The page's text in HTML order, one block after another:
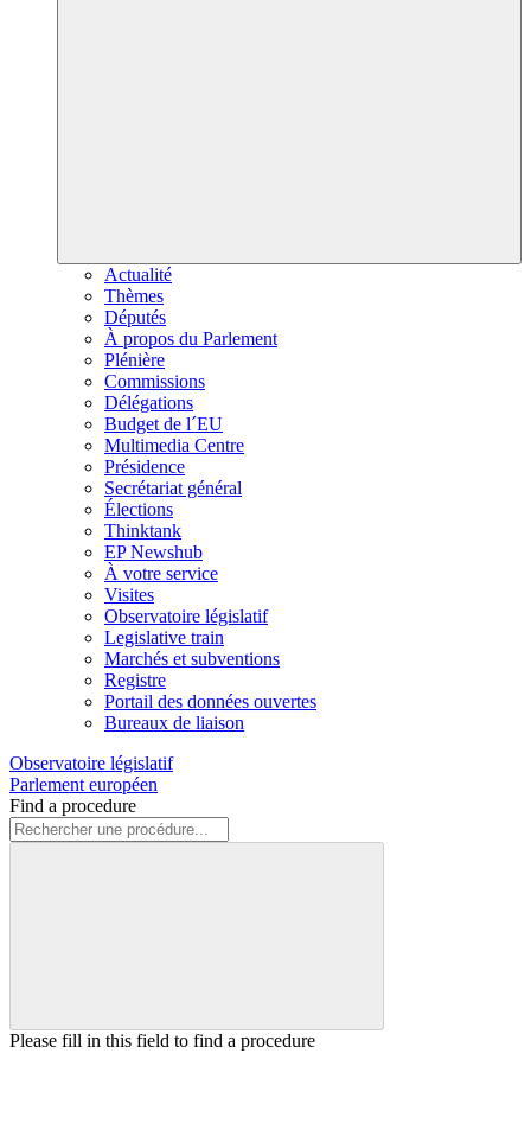
Actualité
Thèmes
Députés
À propos du Parlement
Plénière
Commissions
Délégations
Budget de l´EU
Multimedia Centre
Présidence
Secrétariat général
Élections
Thinktank
EP Newshub
À votre service
Visites
Observatoire législatif
Legislative train
Marchés et subventions
Registre
Portail des données ouvertes
Bureaux de liaison
Observatoire législatif
Parlement européen
Find a procedure
Please fill in this field to find a procedure